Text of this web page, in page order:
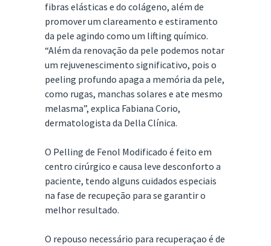
fibras elásticas e do colágeno, além de
promover um clareamento e estiramento
da pele agindo como um lifting químico.
“Além da renovação da pele podemos notar
um rejuvenescimento significativo, pois o
peeling profundo apaga a memória da pele,
como rugas, manchas solares e ate mesmo
melasma”, explica Fabiana Corio,
dermatologista da Della Clínica.
O Pelling de Fenol Modificado é feito em
centro cirúrgico e causa leve desconforto a
paciente, tendo alguns cuidados especiais
na fase de recupeção para se garantir o
melhor resultado.
O repouso necessário para recuperaçao é de